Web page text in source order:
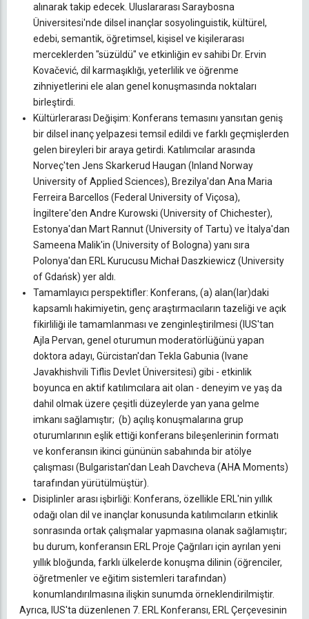
alınarak takip edecek. Uluslararası Saraybosna
Üniversitesi'nde dilsel inançlar sosyolinguistik, kültürel,
edebi, semantik, öğretimsel, kişisel ve kişilerarası
merceklerden "süzüldü" ve etkinliğin ev sahibi Dr. Ervin
Kovačević, dil karmaşıklığı, yeterlilik ve öğrenme
zihniyetlerini ele alan genel konuşmasında noktaları
birleştirdi.
Kültürlerarası Değişim: Konferans temasını yansıtan geniş
bir dilsel inanç yelpazesi temsil edildi ve farklı geçmişlerden
gelen bireyleri bir araya getirdi. Katılımcılar arasında
Norveç'ten Jens Skarkerud Haugan (Inland Norway
University of Applied Sciences), Brezilya'dan Ana Maria
Ferreira Barcellos (Federal University of Viçosa),
İngiltere'den Andre Kurowski (University of Chichester),
Estonya'dan Mart Rannut (University of Tartu) ve İtalya'dan
Sameena Malik'in (University of Bologna) yanı sıra
Polonya'dan ERL Kurucusu Michał Daszkiewicz (University
of Gdańsk) yer aldı.
Tamamlayıcı perspektifler: Konferans, (a) alan(lar)daki
kapsamlı hakimiyetin, genç araştırmacıların tazeliği ve açık
fikirliliği ile tamamlanması ve zenginleştirilmesi (IUS'tan
Ajla Pervan, genel oturumun moderatörlüğünü yapan
doktora adayı, Gürcistan'dan Tekla Gabunia (Ivane
Javakhishvili Tiflis Devlet Üniversitesi) gibi - etkinlik
boyunca en aktif katılımcılara ait olan - deneyim ve yaş da
dahil olmak üzere çeşitli düzeylerde yan yana gelme
imkanı sağlamıştır; (b) açılış konuşmalarına grup
oturumlarının eşlik ettiği konferans bileşenlerinin formatı
ve konferansın ikinci gününün sabahında bir atölye
çalışması (Bulgaristan'dan Leah Davcheva (AHA Moments)
tarafından yürütülmüştür).
Disiplinler arası işbirliği: Konferans, özellikle ERL'nin yıllık
odağı olan dil ve inançlar konusunda katılımcıların etkinlik
sonrasında ortak çalışmalar yapmasına olanak sağlamıştır;
bu durum, konferansın ERL Proje Çağrıları için ayrılan yeni
yıllık bloğunda, farklı ülkelerde konuşma dilinin (öğrenciler,
öğretmenler ve eğitim sistemleri tarafından)
konumlandırılmasına ilişkin sunumda örneklendirilmiştir.
Ayrıca, IUS'ta düzenlenen 7. ERL Konferansı, ERL Çerçevesinin